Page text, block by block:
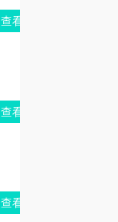
查看
查看
查看